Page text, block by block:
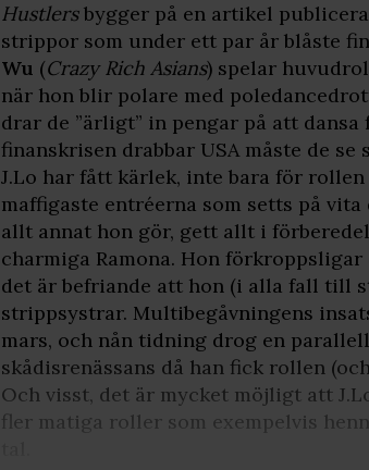
Hustlersbygger på en artikel
strippor som under ett par år blåste
Wu (Crazy Rich Asians) spelar
när hon blir polare med
drar de ”ärligt” in pengar på att
finanskrisen drabbar USA måste de
J.Lo har fått kärlek, inte bara för
maffigaste entréerna som setts på
allt annat hon gör, gett allt i
charmiga Ramona. Hon
det är befriande att hon (i alla fall till
strippsystrar. Multibegåvningens
mars, och nån tidning drog en
skådisrenässans då han fick rollen
Och visst, det är mycket möjligt att
fler matiga roller som exempelvis